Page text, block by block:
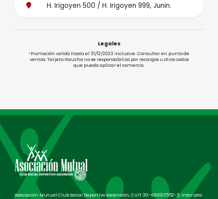
H. Irigoyen 500 / H. Irigoyen 999, Junin.
Legales
¹ Promoción valida hasta el 31/12/2023 inclusive. Consultar en punto de
ventas. Tarjeta Gaucha no se responsabiliza por recargos u otros costos
que pueda aplicar el comercio.
Asociación Mutual Club Social Deportivo Ascensión, CUIT 30-66693552-3, Inscripta